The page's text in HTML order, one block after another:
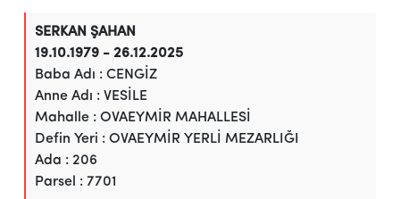
SERKAN ŞAHAN
19.10.1979 - 26.12.2025
Baba Adı : CENGİZ
Anne Adı : VESİLE
Mahalle : OVAEYMİR MAHALLESİ
Defin Yeri : OVAEYMİR YERLİ MEZARLIĞI
Ada : 206
Parsel : 7701